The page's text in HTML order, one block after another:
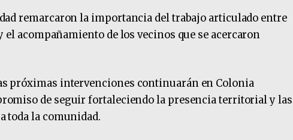
remarcaron la importancia del trabajo articulado entre
el acompañamiento de los vecinos que se acercaron
próximas intervenciones continuarán en Colonia
de seguir fortaleciendo la presencia territorial y las
toda la comunidad.